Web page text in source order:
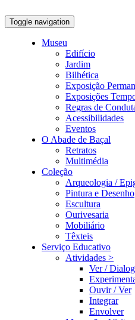
Toggle navigation
Museu
Edifício
Jardim
Bilhética
Exposição
Exposições
Regras de
Acessibilidades
Eventos
O Abade de Baçal
Retratos
Multimédia
Coleção
Arqueologia /
Pintura e Desenho
Escultura
Ourivesaria
Mobiliário
Têxteis
Serviço Educativo
Atividades >
Ver /
Ouvir / Ver
Integrar
Envolver